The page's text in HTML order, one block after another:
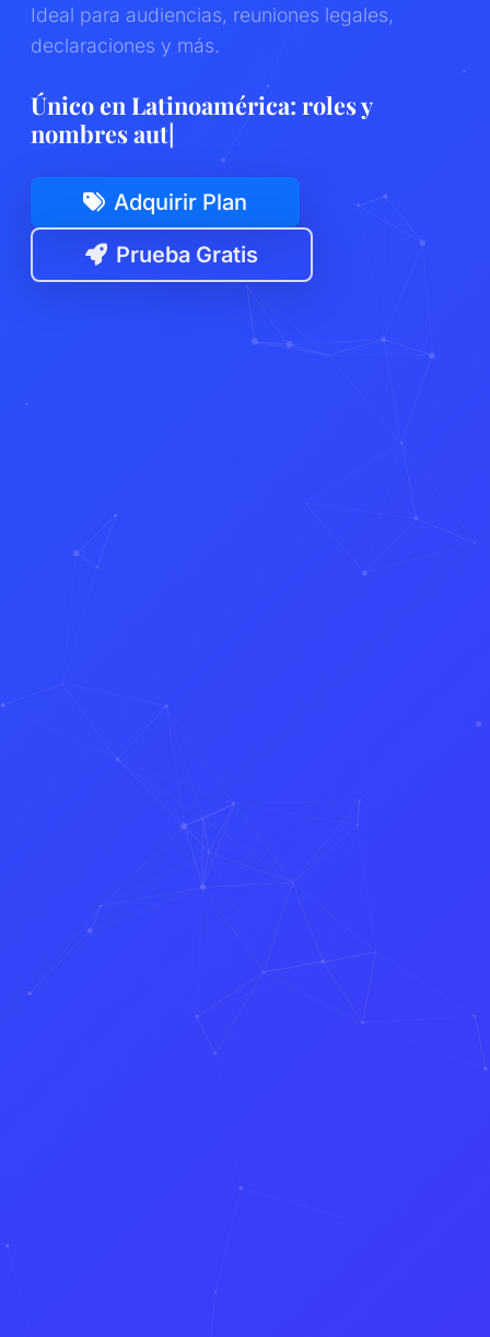
Ideal para audiencias, reuniones legales,
declaraciones y más.
Único en Latinoaméric|
Adquirir Plan
Prueba Gratis